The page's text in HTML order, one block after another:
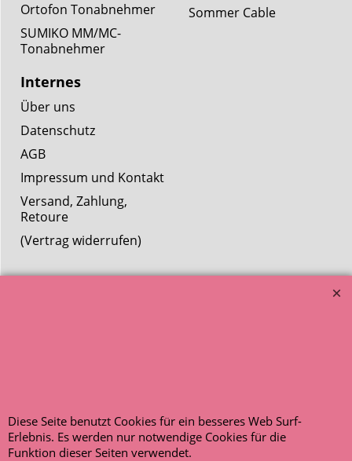
Sommer Cable
Ortofon Tonabnehmer
SUMIKO MM/MC-
Tonabnehmer
Internes
Über uns
Datenschutz
AGB
Impressum und Kontakt
Versand, Zahlung,
Retoure
(Vertrag widerrufen)
AUSGEZEICHNET.org
Diese Seite benutzt Cookies für ein besseres Web Surf-
Erlebnis. Es werden nur notwendige Cookies für die
Funktion dieser Seiten verwendet.